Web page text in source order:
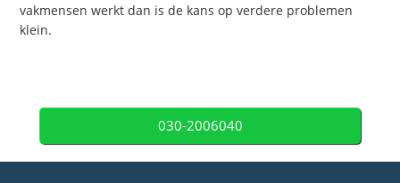
vakmensen werkt dan is de kans op verdere problemen
klein.
030-2006040